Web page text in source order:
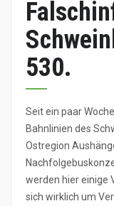
530.
Seit ein paar
Bahnlinien des
Ostregion
werden hier einige
sich wirklich um